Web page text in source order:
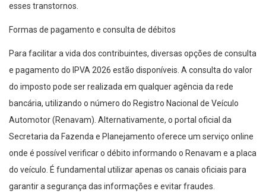
esses transtornos.
Formas de pagamento e consulta de débitos
Para facilitar a vida dos contribuintes, diversas opções de consulta
e pagamento do IPVA 2026 estão disponíveis. A consulta do valor
do imposto pode ser realizada em qualquer agência da rede
bancária, utilizando o número do Registro Nacional de Veículo
Automotor (Renavam). Alternativamente, o portal oficial da
Secretaria da Fazenda e Planejamento oferece um serviço online
onde é possível verificar o débito informando o Renavam e a placa
do veículo. É fundamental utilizar apenas os canais oficiais para
garantir a segurança das informações e evitar fraudes.